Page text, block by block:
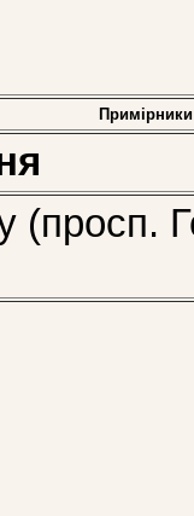
Примірники
(просп.